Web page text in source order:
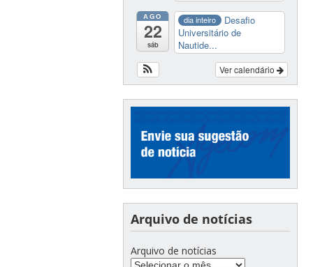
AGO
22
sáb
dia inteiro
Desafio
Universitário de
Nautide...
Ver calendário
Arquivo de notícias
Arquivo de notícias